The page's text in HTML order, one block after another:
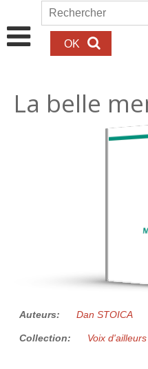
Aller au contenu principal
Formulaire
Rechercher
La belle
Auteurs: Dan STOICA
Collection: Voix